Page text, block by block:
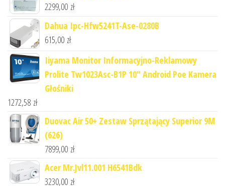
2299,00 zł
Dahua Ipc-Hfw5241T-Ase-0280B
615,00 zł
Iiyama Monitor Informacyjno-Reklamowy
Prolite Tw1023Asc-B1P 10" Android Poe Kamera
Głośniki
1272,58 zł
Duovac Air 50+ Zestaw Sprzątający Superior 9M
(626)
7899,00 zł
Acer Mr.Jvl11.001 H6541Bdk
3230,00 zł